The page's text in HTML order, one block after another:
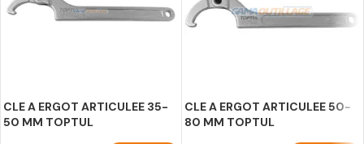
CLE A ERGOT ARTICULEE 35-
50 MM TOPTUL
CLE A ERGOT ARTICULEE 50-
80 MM TOPTUL